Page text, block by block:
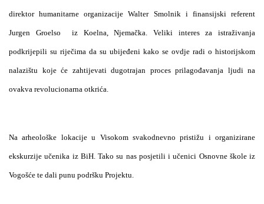
direktor humanitarne organizacije Walter Smolnik i finansijski referent
Jurgen Groelso iz Koelna, Njemačka. Veliki interes za istraživanja
podkrijepili su riječima da su ubijeđeni kako se ovdje radi o historijskom
nalazištu koje će zahtijevati dugotrajan proces prilagođavanja ljudi na
ovakva revolucionarna otkrića.
Na arheološke lokacije u Visokom svakodnevno pristižu i organizirane
ekskurzije učenika iz BiH. Tako su nas posjetili i učenici Osnovne škole iz
Vogošće te dali punu podršku Projektu.